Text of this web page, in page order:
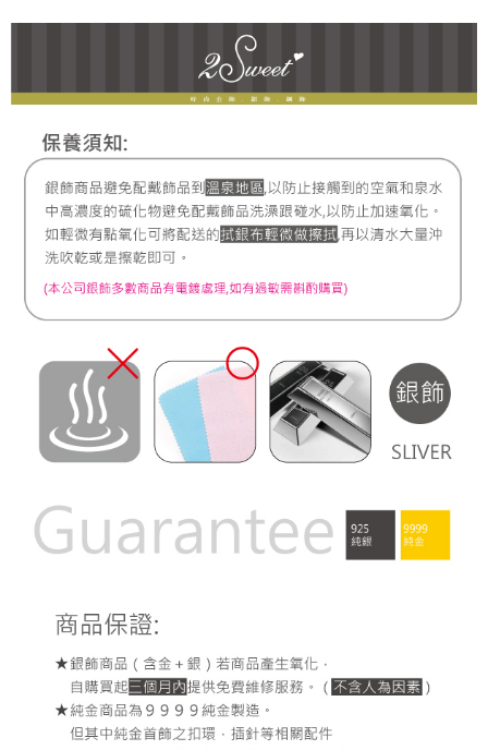
每筆NT$60，滿NT$1,000(含以上)免運費
宅配
每筆NT$80，滿NT$1,000(含以上)免運費
離島宅配
每筆NT$220，滿NT$3,000(含以上)免運費